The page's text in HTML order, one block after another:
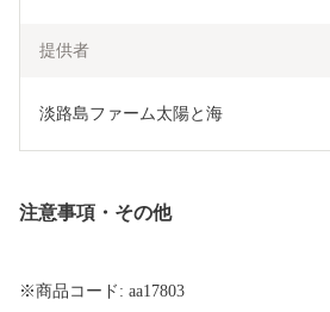
提供者
淡路島ファーム太陽と海
注意事項・その他
※商品コード: aa17803